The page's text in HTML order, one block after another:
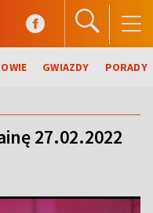
GWIAZDY PORADY
27.02.2022